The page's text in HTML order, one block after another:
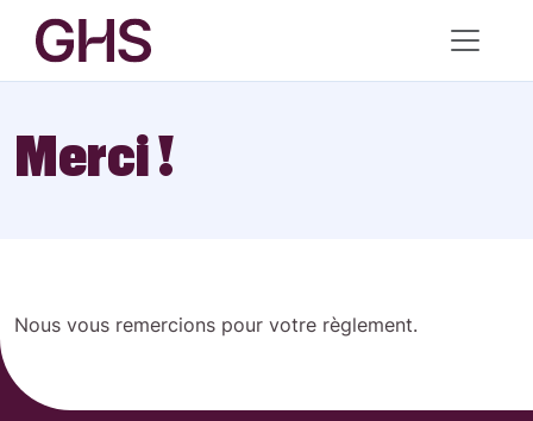
Merci !
Nous vous remercions pour votre règlement.